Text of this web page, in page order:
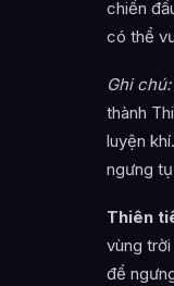
chiến
có thể
Ghi chú:
thành
luyện
ngưng
Thiên
vùng
để